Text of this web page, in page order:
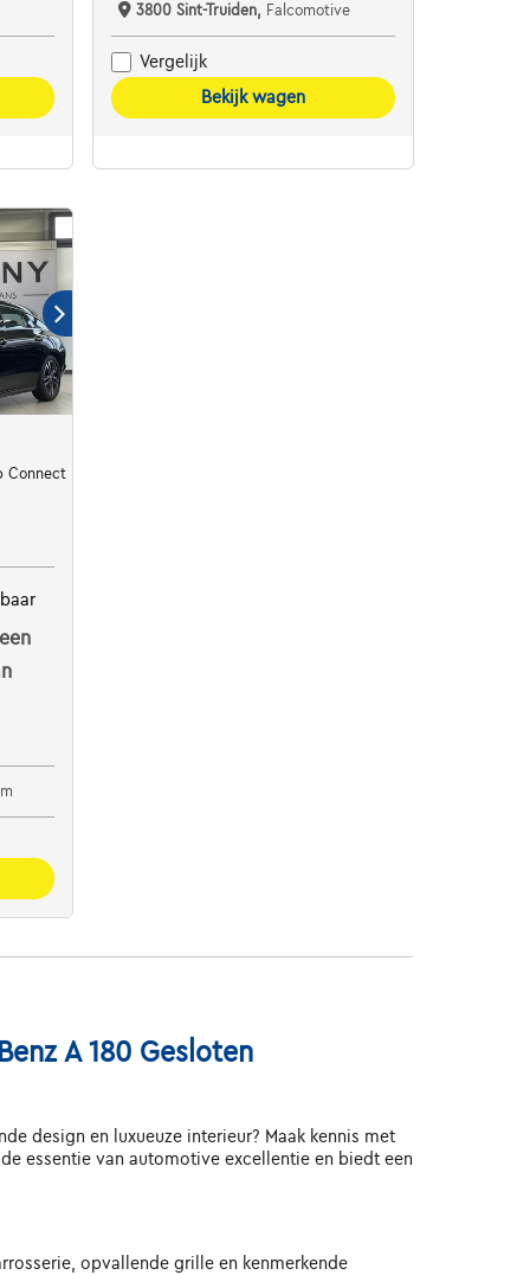
3800 Sint-Truiden, Falcomotive
Vergelijk
Bekijk wagen
Connect
A 180 Gesloten
design en luxueuze interieur? Maak kennis met
essentie van automotive excellentie en biedt een
opvallende grille en kenmerkende